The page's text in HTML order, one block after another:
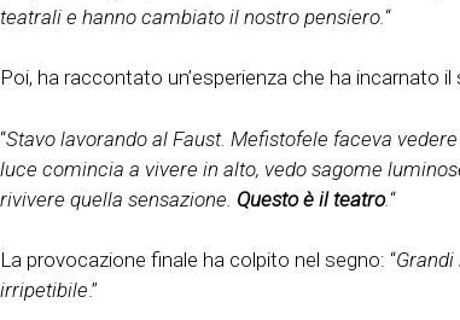
teatrali e hanno cambiato il nostro pensiero. “
Poi, ha raccontato un’esperienza che ha incarnato
“Stavo lavorando al Faust. Mefistofele faceva
luce comincia a vivere in alto, vedo sagome
rivivere quella sensazione. Questo è il teatro. “
La provocazione finale ha colpito nel segno: “
irripetibile.”